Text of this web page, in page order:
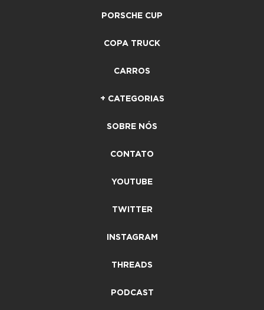
PORSCHE CUP
COPA TRUCK
CARROS
+ CATEGORIAS
SOBRE NÓS
CONTATO
YOUTUBE
TWITTER
INSTAGRAM
THREADS
PODCAST